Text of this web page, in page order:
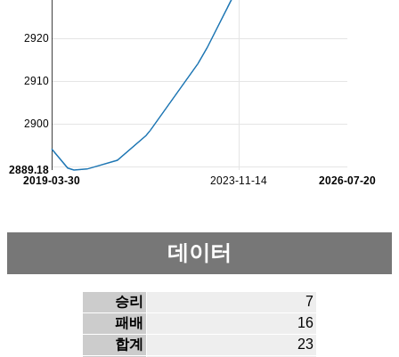
2023-11-14
2019-03-30 2026-07-20
2900
2910
2920
2889.18
데이터
승리
7
패배
16
합계
23